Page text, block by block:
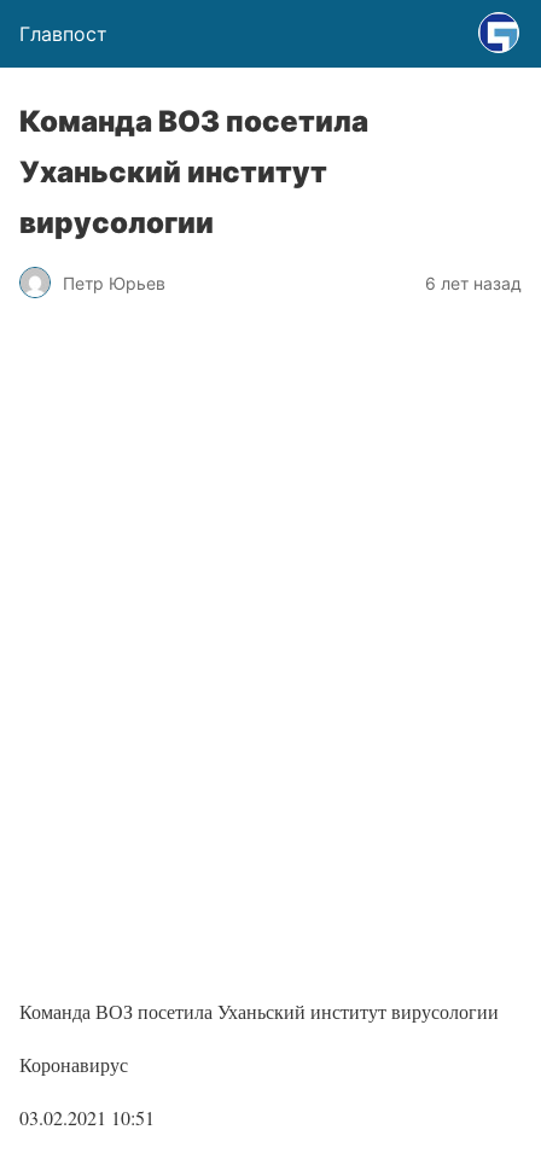
Главпост
Команда ВОЗ посетила
Уханьский институт
вирусологии
Петр Юрьев 6 лет назад
Команда ВОЗ посетила Уханьский институт вирусологии
Коронавирус
03.02.2021 10:51